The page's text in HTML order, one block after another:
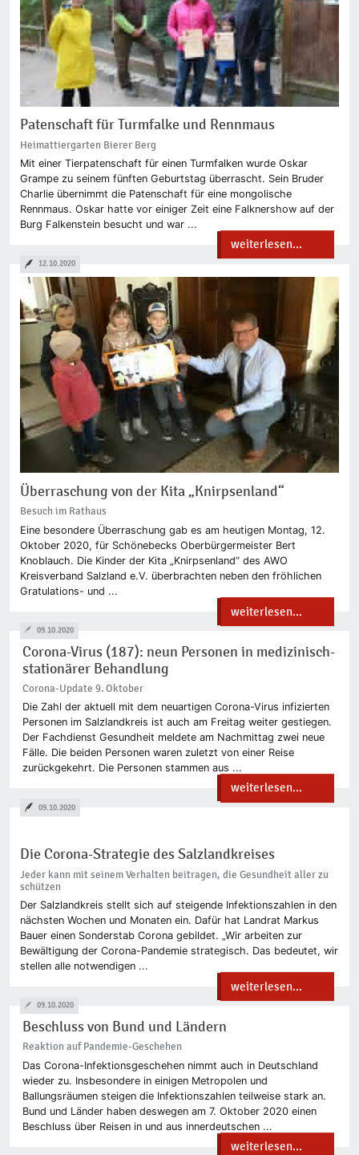
Patenschaft für Turmfalke und Rennmaus
Heimattiergarten Bierer Berg
Mit einer Tierpatenschaft für einen Turmfalken wurde Oskar
Grampe zu seinem fünften Geburtstag überrascht. Sein Bruder
Charlie übernimmt die Patenschaft für eine mongolische
Rennmaus. Oskar hatte vor einiger Zeit eine Falknershow auf der
Burg Falkenstein besucht und war ...
weiterlesen...
Überraschung von der Kita „Knirpsenland“
Besuch im Rathaus
Eine besondere Überraschung gab es am heutigen Montag, 12.
Oktober 2020, für Schönebecks Oberbürgermeister Bert
Knoblauch. Die Kinder der Kita „Knirpsenland“ des AWO
Kreisverband Salzland e.V. überbrachten neben den fröhlichen
Gratulations- und ...
weiterlesen...
12.10.2020
Corona-Virus (187): neun Personen in medizinisch-
stationärer Behandlung
Corona-Update 9. Oktober
Die Zahl der aktuell mit dem neuartigen Corona-Virus infizierten
Personen im Salzlandkreis ist auch am Freitag weiter gestiegen.
Der Fachdienst Gesundheit meldete am Nachmittag zwei neue
Fälle. Die beiden Personen waren zuletzt von einer Reise
zurückgekehrt. Die Personen stammen aus ...
weiterlesen...
09.10.2020
Die Corona-Strategie des Salzlandkreises
Jeder kann mit seinem Verhalten beitragen, die Gesundheit aller zu
schützen
Der Salzlandkreis stellt sich auf steigende Infektionszahlen in den
nächsten Wochen und Monaten ein. Dafür hat Landrat Markus
Bauer einen Sonderstab Corona gebildet. „Wir arbeiten zur
Bewältigung der Corona-Pandemie strategisch. Das bedeutet, wir
stellen alle notwendigen ...
weiterlesen...
09.10.2020
Beschluss von Bund und Ländern
Reaktion auf Pandemie-Geschehen
Das Corona-Infektionsgeschehen nimmt auch in Deutschland
wieder zu. Insbesondere in einigen Metropolen und
Ballungsräumen steigen die Infektionszahlen teilweise stark an.
Bund und Länder haben deswegen am 7. Oktober 2020 einen
Beschluss über Reisen in und aus innerdeutschen ...
weiterlesen...
09.10.2020